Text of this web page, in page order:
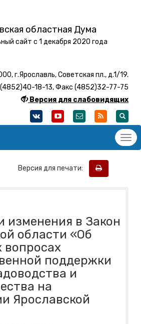
областная Дума
сайт с 1 декабря 2020 года
г.Ярославль, Советская пл., д.1/19.
18-13, Факс (4852)32-77-75
Версия для слабовидящих
Версия для печати:
изменения в Закон
области «Об
вопросах
поддержки
и
на
Ярославской